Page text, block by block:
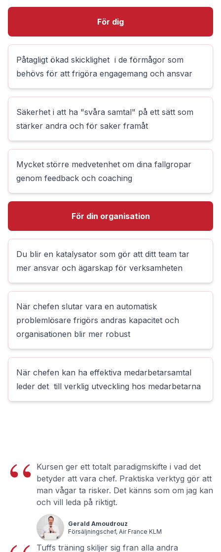
För dig
Påtagligt ökad skicklighet i de förmågor som
behövs för att frigöra engagemang och ansvar
Säkerhet i att ha "svåra samtal" på ett sätt som
stärker andra och för saker framåt
Mycket större medvetenhet om dina fallgropar
genom feedback och coaching
För din organisation
Du blir en katalysator som gör att ditt team tar
mer ansvar och ägarskap för verksamheten
När chefen slutar vara en automatisk
problemlösare frigörs andras kapacitet och
organisationen blir mer robust
När chefen kan ha effektiva medarbetarsamtal
leder det till verklig utveckling hos medarbetarna
“ Kursen ger ett totalt paradigmskifte i vad det
betyder att vara chef. Praktiska verktyg gör att
man vågar ta risker. Det känns som om jag kan
och vill leda på riktigt.
Gerald Amoudrouz
Försäljningschef, Air France KLM
Tuffs träning skiljer sig fran alla andra